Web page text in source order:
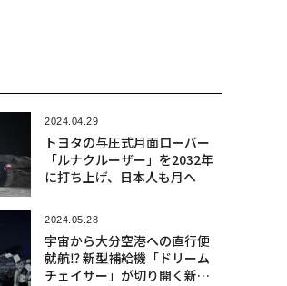
2024.04.29
トヨタの与圧式月面ローバー
「ルナクルーザー」を2032年
に打ち上げ、日本人も月へ
2024.05.28
宇宙から大分空港への直行便
就航⁉ 新型補給機「ドリーム
チェイサー」が切り開く新航